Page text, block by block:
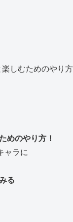
しむためのやり方
めのやり方！
ャラに
る